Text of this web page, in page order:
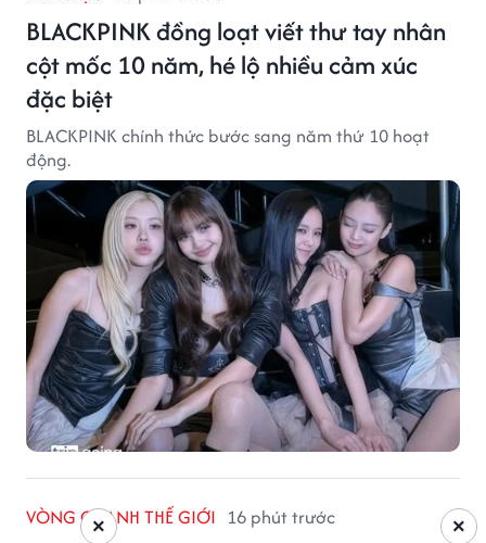
BLACKPINK đồng loạt viết thư tay nhân
cột mốc 10 năm, hé lộ nhiều cảm xúc
đặc biệt
BLACKPINK chính thức bước sang năm thứ 10 hoạt
động.
VÒNG QUANH THẾ GIỚI 16 phút trước ×
×